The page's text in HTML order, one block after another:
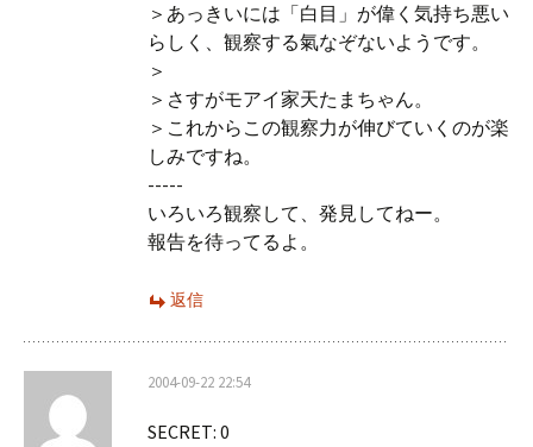
＞あっきいには「白目」が偉く気持ち悪い
らしく、観察する氣なぞないようです。
＞
＞さすがモアイ家天たまちゃん。
＞これからこの観察力が伸びていくのが楽
しみですね。
-----
いろいろ観察して、発見してねー。
報告を待ってるよ。
返信
2004-09-22 22:54
SECRET: 0